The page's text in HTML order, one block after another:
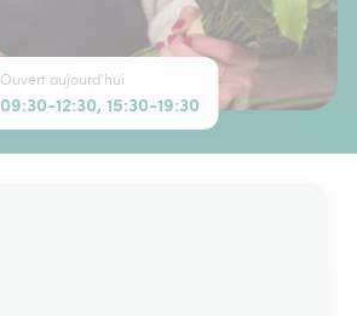
Ouvert aujourd'hui
09:30-12:30, 15:30-19:30